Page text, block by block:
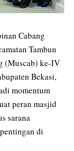
Cabang
Tambun
(Muscab) ke-IV
Bekasi,
momentum
peran masjid
sarana
di